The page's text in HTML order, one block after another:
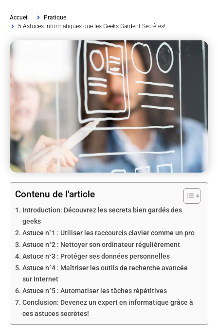
Accueil
Pratique
5 Astuces Informatiques que les Geeks Gardent Secrètes!
Contenu de l'article
Introduction: Découvrez les secrets bien gardés des
geeks
Astuce n°1 : Utiliser les raccourcis clavier comme un pro
Astuce n°2 : Nettoyer son ordinateur régulièrement
Astuce n°3 : Protéger ses données personnelles
Astuce n°4 : Maîtriser les outils de recherche avancée
sur Internet
Astuce n°5 : Automatiser les tâches répétitives
Conclusion: Devenez un expert en informatique grâce à
ces astuces secrètes!